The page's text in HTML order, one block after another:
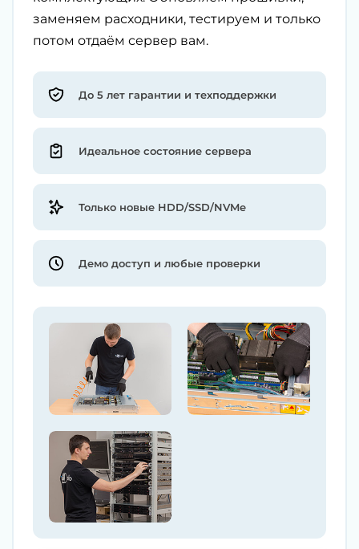
заменяем расходники, тестируем и только
потом отдаём сервер вам.
До 5 лет гарантии и техподдержки
Идеальное состояние сервера
Только новые HDD/SSD/NVMe
Демо доступ и любые проверки